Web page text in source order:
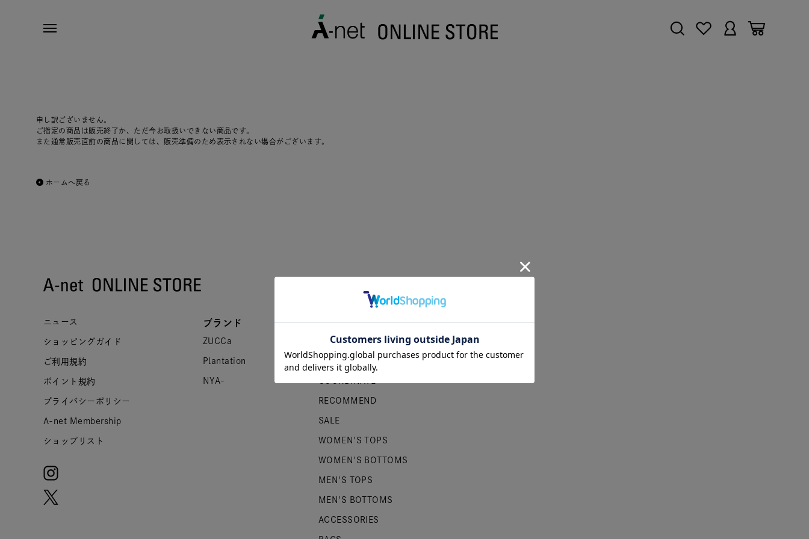
申し訳ございません。
ご指定の商品は販売終了か、ただ今お取扱いできない商品です。
また通常販売直前の商品に関しては、販売準備のため表示されない場合がございます。
ホームへ戻る
ニュース
ショッピングガイド
ご利用規約
ポイント規約
プライバシーポリシー
A-net Membership
ショップリスト
ブランド
ZUCCa
Plantation
NYA-
カテゴリー
NEW ITEMS
PRE ORDER
RECOMMEND
SALE
WOMEN'S TOPS
WOMEN'S BOTTOMS
MEN'S TOPS
MEN'S BOTTOMS
ACCESSORIES